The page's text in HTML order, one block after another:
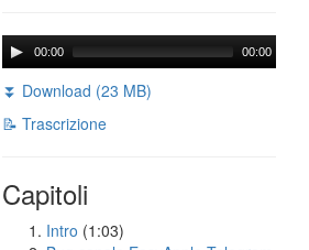
00:00 00:00
⏬ Download (23 MB)
📝 Trascrizione
Capitoli
Intro (1:03)